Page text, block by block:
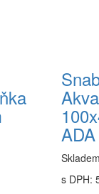
Skladem
s DPH: